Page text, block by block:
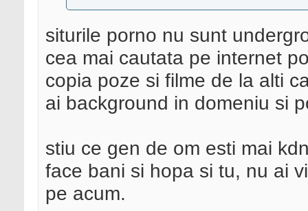
siturile porno nu sunt
cea mai cautata pe internet
copia poze si filme de la alti
ai background in domeniu si
stiu ce gen de om esti mai
face bani si hopa si tu, nu ai
pe acum.